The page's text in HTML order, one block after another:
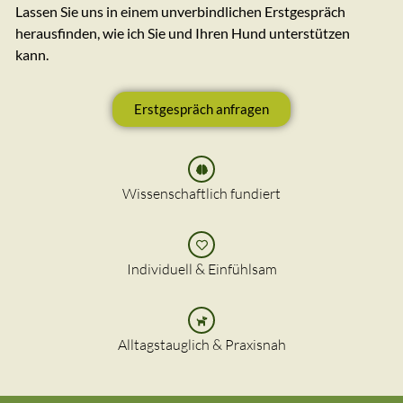
Lassen Sie uns in einem unverbindlichen Erstgespräch
herausfinden, wie ich Sie und Ihren Hund unterstützen
kann.
Erstgespräch anfragen
Wissenschaftlich fundiert
Individuell & Einfühlsam
Alltagstauglich & Praxisnah